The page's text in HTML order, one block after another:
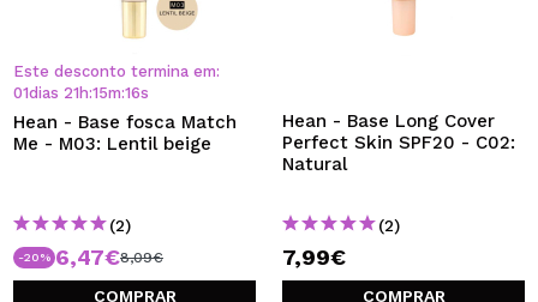
Este desconto termina em:
01dias 21 h:15m:15s
Hean - Base fosca Match
Me - M03: Lentil beige
(2)
-20% 6,47€8,09€
COMPRAR
Hean - Base Long Cover
Perfect Skin SPF20 - C02:
Natural
(2)
7,99€
COMPRAR